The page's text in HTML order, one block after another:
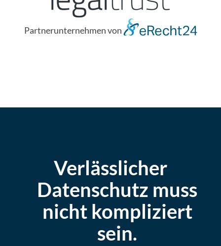
Partnerunternehmen von
Verlässlicher
Datenschutz muss
nicht kompliziert
sein.